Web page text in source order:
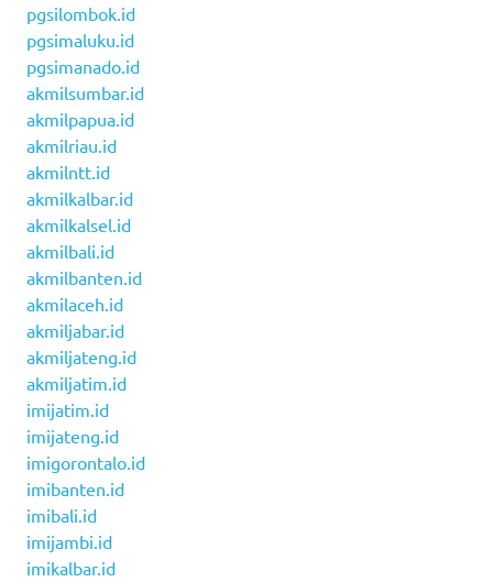
pgsilombok.id
pgsimaluku.id
pgsimanado.id
akmilsumbar.id
akmilpapua.id
akmilriau.id
akmilntt.id
akmilkalbar.id
akmilkalsel.id
akmilbali.id
akmilbanten.id
akmilaceh.id
akmiljabar.id
akmiljateng.id
akmiljatim.id
imijatim.id
imijateng.id
imigorontalo.id
imibanten.id
imibali.id
imijambi.id
imikalbar.id